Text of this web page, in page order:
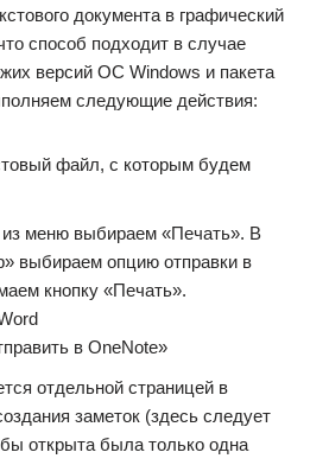
документа в графический
способ подходит в случае
версий ОС Windows и пакета
следующие действия:
файл, с которым будем
меню выбираем «Печать». В
выбираем опцию отправки в
кнопку «Печать».
отдельной страницей в
заметок (здесь следует
открыта была только одна